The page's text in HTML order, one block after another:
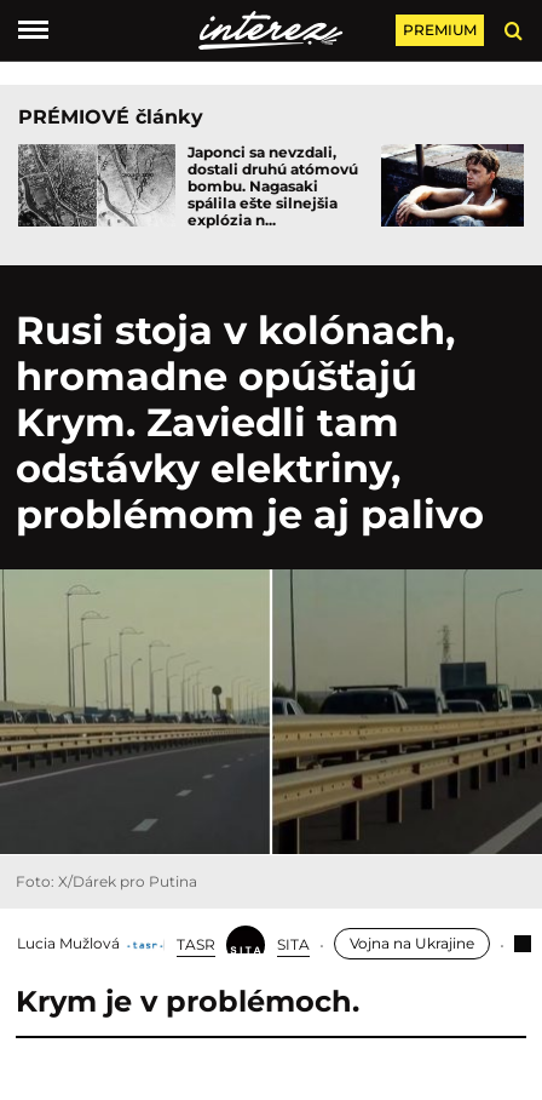
PREMIUM
PRÉMIOVÉ články
Japonci sa nevzdali,
dostali druhú atómovú
bombu. Nagasaki
spálila ešte silnejšia
explózia n...
Rusi stoja v kolónach,
hromadne opúšťajú
Krym. Zaviedli tam
odstávky elektriny,
problémom je aj palivo
Foto: X/Dárek pro Putina
Lucia Mužlová TASR SITA Vojna na Ukrajine
Krym je v problémoch.